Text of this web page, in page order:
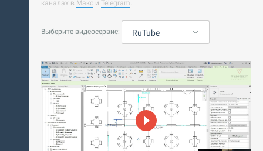
каналах в Макс и Telegram.
Выберите видеосервис: RuTube